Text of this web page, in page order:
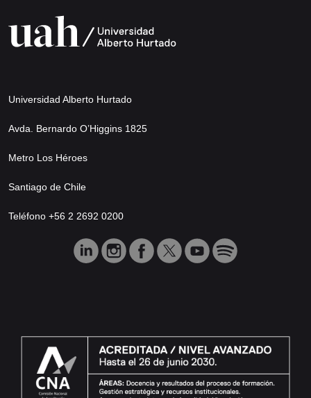
Universidad Alberto Hurtado
Avda. Bernardo O’Higgins 1825
Metro Los Héroes
Santiago de Chile
Teléfono +56 2 2692 0200